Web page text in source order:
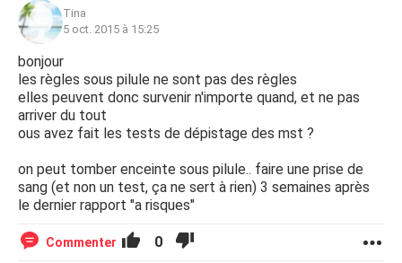
Tina
5 oct. 2015 à 15:25
bonjour
les règles sous pilule ne sont pas des règles
elles peuvent donc survenir n'importe quand, et ne pas
arriver du tout
ous avez fait les tests de dépistage des mst ?
on peut tomber enceinte sous pilule.. faire une prise de
sang (et non un test, ça ne sert à rien) 3 semaines après
le dernier rapport "a risques"
Commenter 0